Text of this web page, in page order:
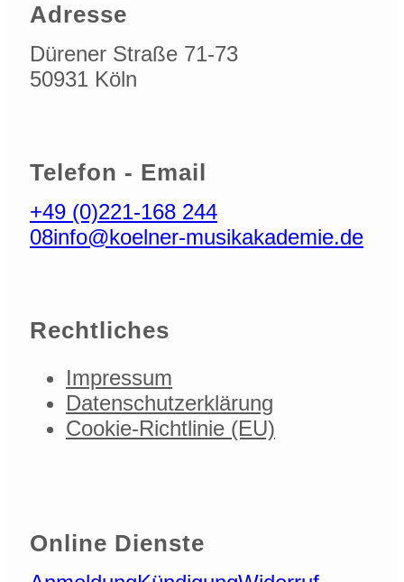
Adresse
Dürener Straße 71-73
50931 Köln
Telefon - Email
+49 (0)221-168 244
08info@koelner-musikakademie.de
Rechtliches
Impressum
Datenschutzerklärung
Cookie-Richtlinie (EU)
Online Dienste